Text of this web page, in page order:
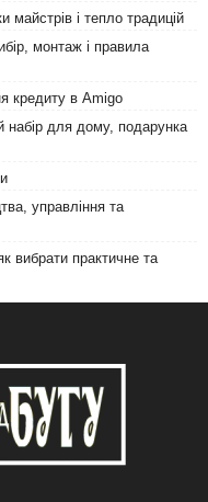
майстрів і тепло традицій
монтаж і правила
кредиту в Amigo
набір для дому, подарунка
управління та
вибрати практичне та